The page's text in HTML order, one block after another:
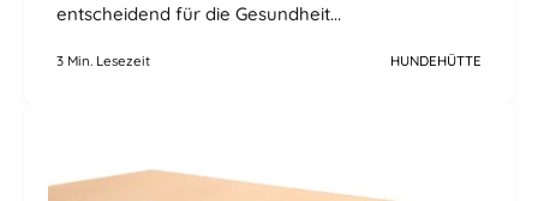
entscheidend für die Gesundheit...
3 Min. Lesezeit HUNDEHÜTTE